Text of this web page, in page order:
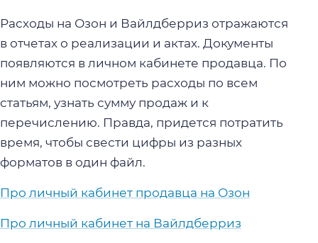
Расходы на Озон и Вайлдберриз отражаются
в отчетах о реализации и актах. Документы
появляются в личном кабинете продавца. По
ним можно посмотреть расходы по всем
статьям, узнать сумму продаж и к
перечислению. Правда, придется потратить
время, чтобы свести цифры из разных
форматов в один файл.
Про личный кабинет продавца на Озон
Про личный кабинет на Вайлдберриз